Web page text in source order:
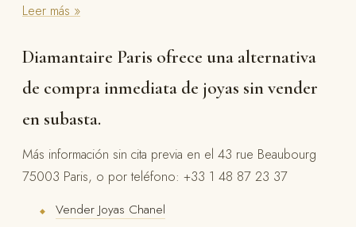
Leer más »
Diamantaire Paris ofrece una alternativa
de compra inmediata de joyas sin vender
en subasta.
Más información sin cita previa en el 43 rue Beaubourg
75003 Paris, o por teléfono: +33 1 48 87 23 37
◆ Vender Joyas Chanel